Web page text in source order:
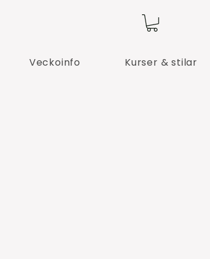
Veckoinfo Kurser & stilar